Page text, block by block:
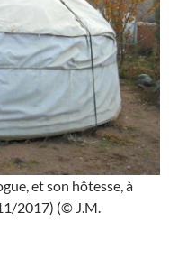
et son hôtesse, à
2017) (© J.M.